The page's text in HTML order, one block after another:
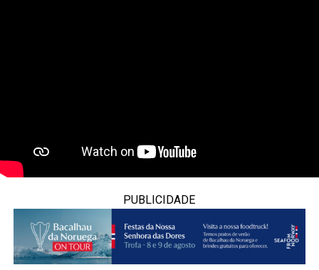
PUBLICIDADE